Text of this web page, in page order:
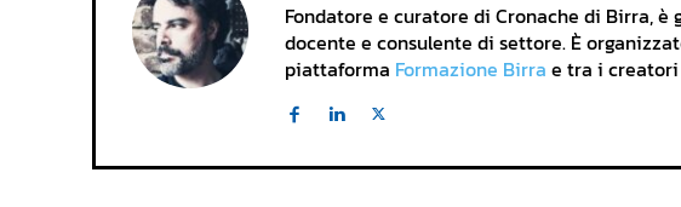
Fondatore e curatore di Cronache di Birra,
docente e consulente di settore. È
piattaforma Formazione Birra e tra i